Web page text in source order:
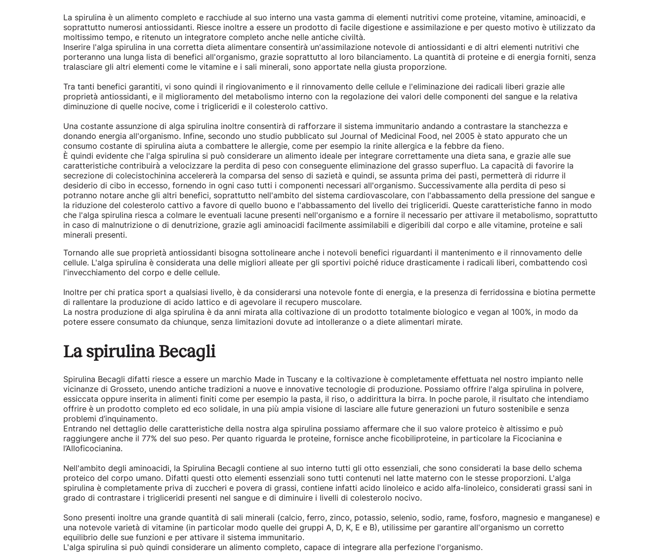
La spirulina è un alimento completo e racchiude al suo interno una vasta gamma di elementi nutritivi come proteine, vitamine, aminoacidi, e
soprattutto numerosi antiossidanti. Riesce inoltre a essere un prodotto di facile digestione e assimilazione e per questo motivo è utilizzato da
moltissimo tempo, e ritenuto un integratore completo anche nelle antiche civiltà.
Inserire l'alga spirulina in una corretta dieta alimentare consentirà un'assimilazione notevole di antiossidanti e di altri elementi nutritivi che
porteranno una lunga lista di benefici all'organismo, grazie soprattutto al loro bilanciamento. La quantità di proteine e di energia forniti, senza
tralasciare gli altri elementi come le vitamine e i sali minerali, sono apportate nella giusta proporzione.
Tra tanti benefici garantiti, vi sono quindi il ringiovanimento e il rinnovamento delle cellule e l'eliminazione dei radicali liberi grazie alle
proprietà antiossidanti, e il miglioramento del metabolismo interno con la regolazione dei valori delle componenti del sangue e la relativa
diminuzione di quelle nocive, come i trigliceridi e il colesterolo cattivo.
Una costante assunzione di alga spirulina inoltre consentirà di rafforzare il sistema immunitario andando a contrastare la stanchezza e
donando energia all'organismo. Infine, secondo uno studio pubblicato sul Journal of Medicinal Food, nel 2005 è stato appurato che un
consumo costante di spirulina aiuta a combattere le allergie, come per esempio la rinite allergica e la febbre da fieno.
È quindi evidente che l'alga spirulina si può considerare un alimento ideale per integrare correttamente una dieta sana, e grazie alle sue
caratteristiche contribuirà a velocizzare la perdita di peso con conseguente eliminazione del grasso superfluo. La capacità di favorire la
secrezione di colecistochinina accelererà la comparsa del senso di sazietà e quindi, se assunta prima dei pasti, permetterà di ridurre il
desiderio di cibo in eccesso, fornendo in ogni caso tutti i componenti necessari all'organismo. Successivamente alla perdita di peso si
potranno notare anche gli altri benefici, soprattutto nell'ambito del sistema cardiovascolare, con l'abbassamento della pressione del sangue e
la riduzione del colesterolo cattivo a favore di quello buono e l'abbassamento del livello dei trigliceridi. Queste caratteristiche fanno in modo
che l'alga spirulina riesca a colmare le eventuali lacune presenti nell'organismo e a fornire il necessario per attivare il metabolismo, soprattutto
in caso di malnutrizione o di denutrizione, grazie agli aminoacidi facilmente assimilabili e digeribili dal corpo e alle vitamine, proteine e sali
minerali presenti.
Tornando alle sue proprietà antiossidanti bisogna sottolineare anche i notevoli benefici riguardanti il mantenimento e il rinnovamento delle
cellule. L'alga spirulina è considerata una delle migliori alleate per gli sportivi poiché riduce drasticamente i radicali liberi, combattendo così
l'invecchiamento del corpo e delle cellule.
Inoltre per chi pratica sport a qualsiasi livello, è da considerarsi una notevole fonte di energia, e la presenza di ferridossina e biotina permette
di rallentare la produzione di acido lattico e di agevolare il recupero muscolare.
La nostra produzione di alga spirulina è da anni mirata alla coltivazione di un prodotto totalmente biologico e vegan al 100%, in modo da
potere essere consumato da chiunque, senza limitazioni dovute ad intolleranze o a diete alimentari mirate.
La spirulina Becagli
Spirulina Becagli difatti riesce a essere un marchio Made in Tuscany e la coltivazione è completamente effettuata nel nostro impianto nelle
vicinanze di Grosseto, unendo antiche tradizioni a nuove e innovative tecnologie di produzione. Possiamo offrire l'alga spirulina in polvere,
essiccata oppure inserita in alimenti finiti come per esempio la pasta, il riso, o addirittura la birra. In poche parole, il risultato che intendiamo
offrire è un prodotto completo ed eco solidale, in una più ampia visione di lasciare alle future generazioni un futuro sostenibile e senza
problemi d’inquinamento.
Entrando nel dettaglio delle caratteristiche della nostra alga spirulina possiamo affermare che il suo valore proteico è altissimo e può
raggiungere anche il 77% del suo peso. Per quanto riguarda le proteine, fornisce anche ficobiliproteine, in particolare la Ficocianina e
l’Alloficocianina.
Nell'ambito degli aminoacidi, la Spirulina Becagli contiene al suo interno tutti gli otto essenziali, che sono considerati la base dello schema
proteico del corpo umano. Difatti questi otto elementi essenziali sono tutti contenuti nel latte materno con le stesse proporzioni. L'alga
spirulina è completamente priva di zuccheri e povera di grassi, contiene infatti acido linoleico e acido alfa-linoleico, considerati grassi sani in
grado di contrastare i trigliceridi presenti nel sangue e di diminuire i livelli di colesterolo nocivo.
Sono presenti inoltre una grande quantità di sali minerali (calcio, ferro, zinco, potassio, selenio, sodio, rame, fosforo, magnesio e manganese) e
una notevole varietà di vitamine (in particolar modo quelle dei gruppi A, D, K, E e B), utilissime per garantire all'organismo un corretto
equilibrio delle sue funzioni e per attivare il sistema immunitario.
L'alga spirulina si può quindi considerare un alimento completo, capace di integrare alla perfezione l'organismo.